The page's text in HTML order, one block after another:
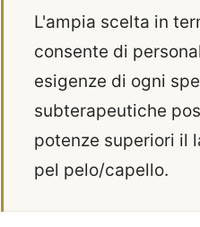
L'ampia scelta in
consente di
esigenze di ogni
subterapeutiche
potenze superiori il
pel pelo/capello.